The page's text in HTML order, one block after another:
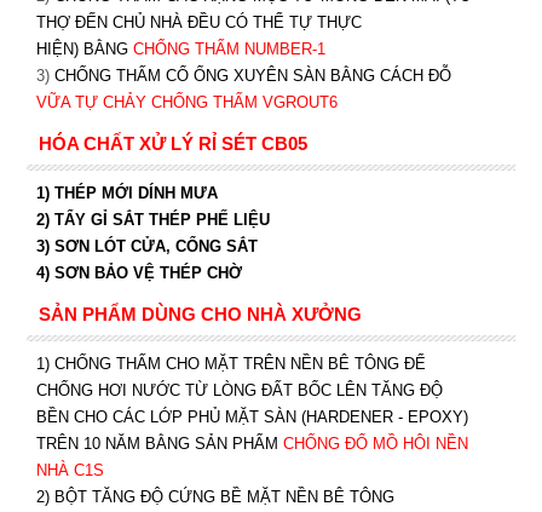
THỢ ĐẾN CHỦ NHÀ ĐỀU CÓ THỂ TỰ THỰC
HIỆN) BẰNG CHỐNG THẤM NUMBER-1
3) CHỐNG THẤM CỔ ỐNG XUYÊN SÀN BẰNG CÁCH ĐỖ
VỮA TỰ CHẢY CHỐNG THẤM VGROUT6
HÓA CHẤT XỬ LÝ RỈ SÉT CB05
1) THÉP MỚI DÍNH MƯA
2) TẨY GỈ SẮT THÉP PHẾ LIỆU
3) SƠN LÓT CỬA, CỔNG SẮT
4) SƠN BẢO VỆ THÉP CHỜ
SẢN PHẨM DÙNG CHO NHÀ XƯỞNG
1) CHỐNG THẤM CHO MẶT TRÊN NỀN BÊ TÔNG ĐỂ
CHỐNG HƠI NƯỚC TỪ LÒNG ĐẤT BỐC LÊN TĂNG ĐỘ
BỀN CHO CÁC LỚP PHỦ MẶT SÀN (HARDENER - EPOXY)
TRÊN 10 NĂM BẰNG SẢN PHẨM CHỐNG ĐỔ MỒ HÔI NỀN
NHÀ C1S
2) BỘT TĂNG ĐỘ CỨNG BỀ MẶT NỀN BÊ TÔNG